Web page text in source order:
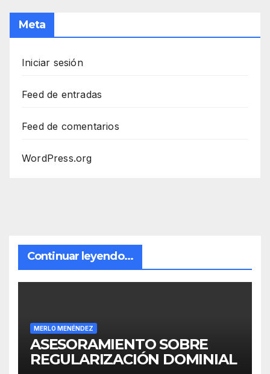
Meta
Iniciar sesión
Feed de entradas
Feed de comentarios
WordPress.org
Continuar leyendo...
MERLO MENÉNDEZ
ASESORAMIENTO SOBRE
REGULARIZACIÓN DOMINIAL